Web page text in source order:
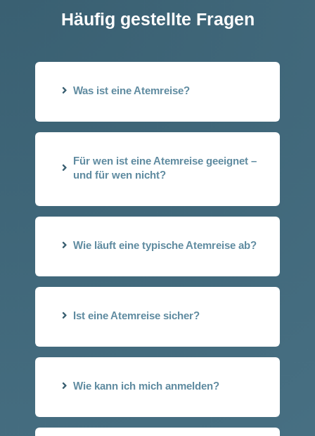
Häufig gestellte Fragen
Was ist eine Atemreise?
Für wen ist eine Atemreise geeignet –
und für wen nicht?
Wie läuft eine typische Atemreise ab?
Ist eine Atemreise sicher?
Wie kann ich mich anmelden?